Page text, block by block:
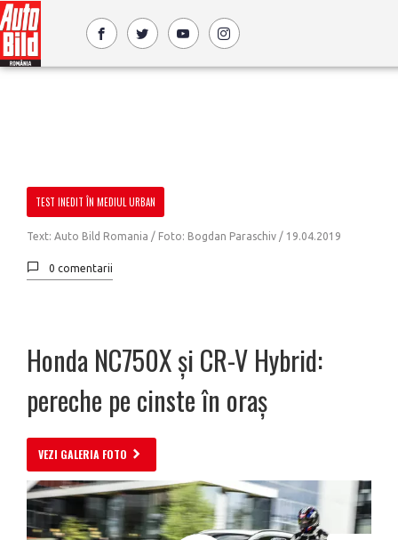
TEST INEDIT ÎN MEDIUL URBAN
Text: Auto Bild Romania / Foto: Bogdan Paraschiv / 19.04.2019
0 comentarii
Honda NC750X și CR-V Hybrid:
pereche pe cinste în oraș
VEZI GALERIA FOTO